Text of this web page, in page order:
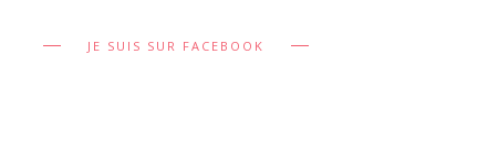
JE SUIS SUR FACEBOOK